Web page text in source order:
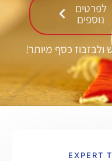
לפרטים
נוספים
ולבזבוז כסף מיותר!
EXPERT